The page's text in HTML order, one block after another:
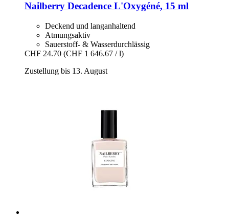
Nailberry Decadence L'Oxygéné, 15 ml
Deckend und langanhaltend
Atmungsaktiv
Sauerstoff- & Wasserdurchlässig
CHF 24.70 (CHF 1 646.67 / l)
Zustellung bis 13. August